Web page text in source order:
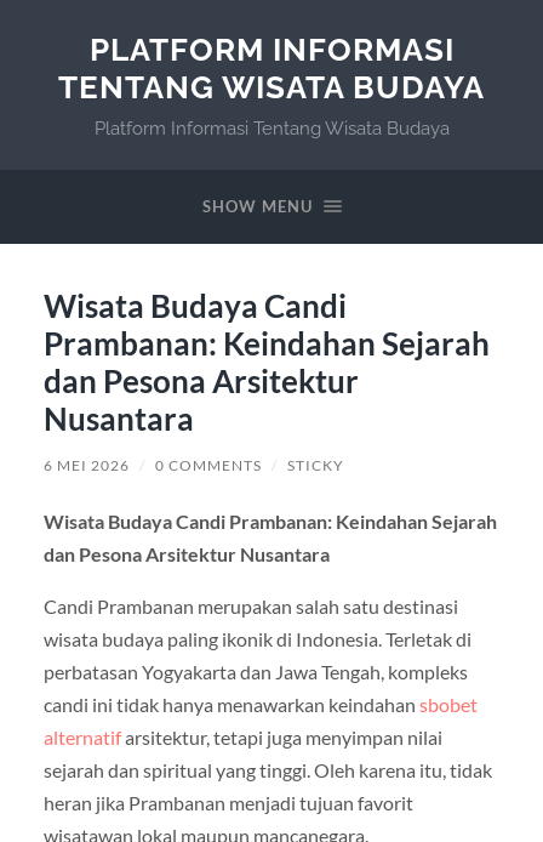
PLATFORM INFORMASI
TENTANG WISATA BUDAYA
Platform Informasi Tentang Wisata Budaya
SHOW MENU
Wisata Budaya Candi
Prambanan: Keindahan Sejarah
dan Pesona Arsitektur
Nusantara
6 MEI 2026 / 0 COMMENTS / STICKY
Wisata Budaya Candi Prambanan: Keindahan Sejarah
dan Pesona Arsitektur Nusantara
Candi Prambanan merupakan salah satu destinasi
wisata budaya paling ikonik di Indonesia. Terletak di
perbatasan Yogyakarta dan Jawa Tengah, kompleks
candi ini tidak hanya menawarkan keindahan sbobet
alternatifarsitektur, tetapi juga menyimpan nilai
sejarah dan spiritual yang tinggi. Oleh karena itu, tidak
heran jika Prambanan menjadi tujuan favorit
wisatawan lokal maupun mancanegara.